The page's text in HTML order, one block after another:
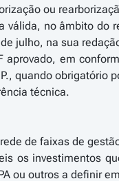
ou
válida, no âmbito do
julho, na sua
aprovado, em
quando obrigatório
técnica.
de faixas de
os investimentos
ou outros a definir